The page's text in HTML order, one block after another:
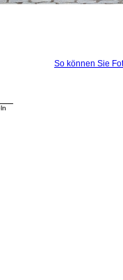
So können Sie